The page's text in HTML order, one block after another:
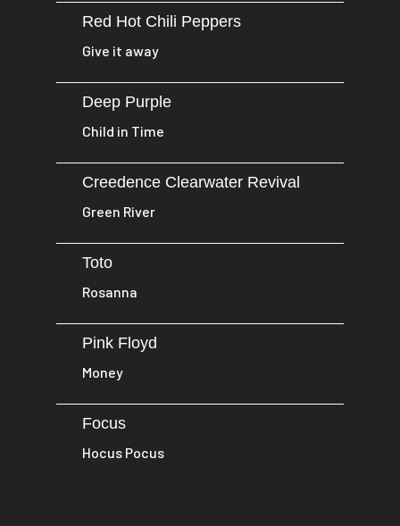
Red Hot Chili Peppers
Give it away
Deep Purple
Child in Time
Creedence Clearwater Revival
Green River
Toto
Rosanna
Pink Floyd
Money
Focus
Hocus Pocus